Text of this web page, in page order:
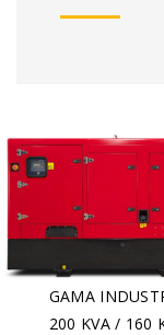
GAMA
200 KVA / 160